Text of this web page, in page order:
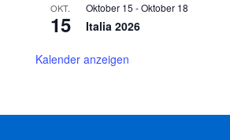
OKT.
15
Oktober 15 -Oktober 18
Italia 2026
Kalender anzeigen